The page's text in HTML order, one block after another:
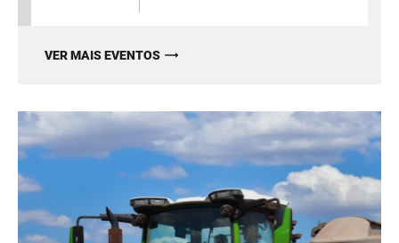
VER MAIS EVENTOS